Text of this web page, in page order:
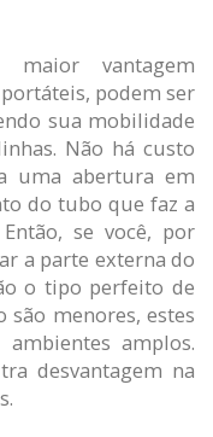
maior vantagem
podem ser
sua mobilidade
Não há custo
uma abertura em
do tubo que faz a
se você, por
a parte externa do
o tipo perfeito de
são menores, estes
amplos.
desvantagem na